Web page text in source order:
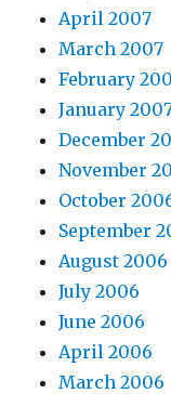
April 2007
March 2007
February
January
December
November
October
September
August 2006
July 2006
June 2006
April 2006
March 2006